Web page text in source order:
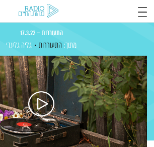
התעוררות – 17.3.22
מתוך: התעוררות גליה גלעדי